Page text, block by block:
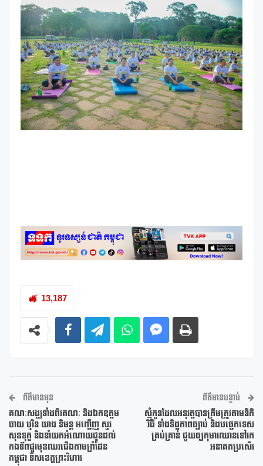
13,187
ព័ត៌មានមុន
គណៈសង្ឃទាំងពីរគណៈ និងឯកឧត្តម
ចាយ បូរិន យាង និមន្ត អញ្ជើញ សួរ
សុខទុក្ខ និងនាំយកអំណោយជូនដល់
កងទ័ពជួរមុខឈរជើងតាមព្រំដែន
កម្ពុជា ទិសខេត្តព្រះវិហារ
ព័ត៌មានបន្ទាប់
ស្មុំកូនដែលអនុវត្តបានត្រឹមត្រូវតាមនិតិ
វិធី ទាំងទិដ្ឋភាពច្បាប់ និងបច្ចេកទេស
គ្រប់គ្រាន់ ជួយឲ្យកុមារឈានទៅរក
អនាគតប្រសើរ